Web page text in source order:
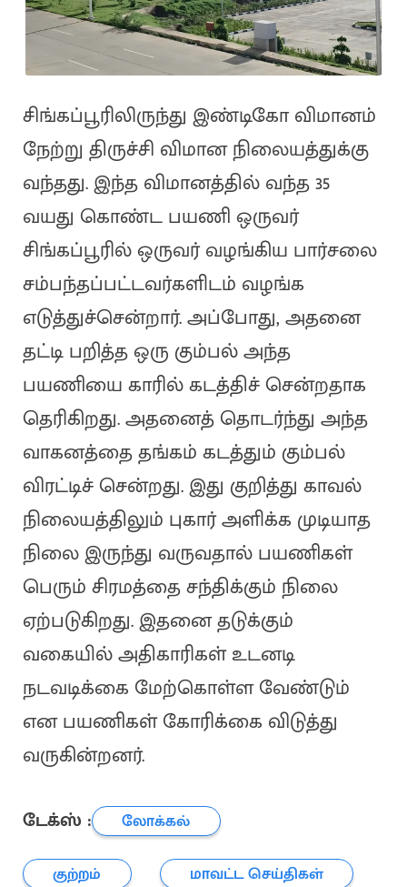
சிங்கப்பூரிலிருந்து இண்டிகோ விமானம்
நேற்று திருச்சி விமான நிலையத்துக்கு
வந்தது. இந்த விமானத்தில் வந்த 35
வயது கொண்ட பயணி ஒருவர்
சிங்கப்பூரில் ஒருவர் வழங்கிய பார்சலை
சம்பந்தப்பட்டவர்களிடம் வழங்க
எடுத்துச்சென்றார். அப்போது, அதனை
தட்டி பறித்த ஒரு கும்பல் அந்த
பயணியை காரில் கடத்திச் சென்றதாக
தெரிகிறது. அதனைத் தொடர்ந்து அந்த
வாகனத்தை தங்கம் கடத்தும் கும்பல்
விரட்டிச் சென்றது. இது குறித்து காவல்
நிலையத்திலும் புகார் அளிக்க முடியாத
நிலை இருந்து வருவதால் பயணிகள்
பெரும் சிரமத்தை சந்திக்கும் நிலை
ஏற்படுகிறது. இதனை தடுக்கும்
வகையில் அதிகாரிகள் உடனடி
நடவடிக்கை மேற்கொள்ள வேண்டும்
என பயணிகள் கோரிக்கை விடுத்து
வருகின்றனர்.
டேக்ஸ் :
லோக்கல்
குற்றம்
மாவட்ட செய்திகள்